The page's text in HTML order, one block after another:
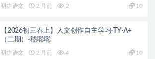
初中语文 2 月前 2 10
【2026初三春上】人文创作自主学习·TY·A+
（二期）-嵇聪聪
初中语文 2 月前 4 10